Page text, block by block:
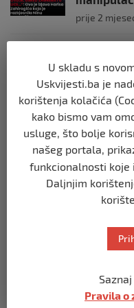
prije 2
Postoje
OHR-a –
prije 3
BIH
Zašto
najveće
prije 3
Demantij
prije 5
U skladu s
Uskvijesti.ba je
korištenja kolačića
kako bismo vam
usluge, što bolje
našeg portala,
funkcionalnosti koje
Daljnjim
Pravila